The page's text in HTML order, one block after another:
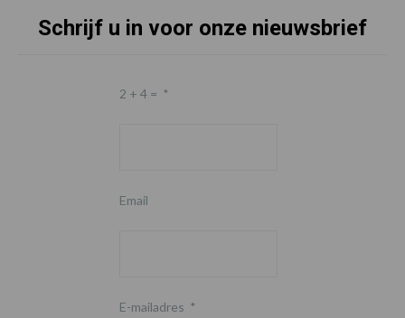
Schrijf u in voor onze nieuwsbrief
2 + 4 = *
Email
E-mailadres *